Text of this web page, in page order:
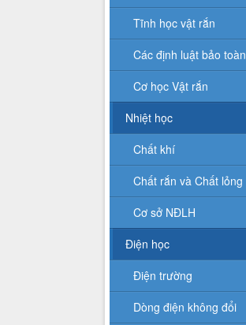
Tĩnh học vật rắn
Các định luật bảo toàn
Cơ học Vật rắn
Nhiệt học
Chất khí
Chất rắn và Chất lỏng
Cơ sở NĐLH
Điện học
Điện trường
Dòng điện không đổi